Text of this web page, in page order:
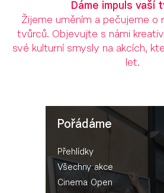
Dáme impuls vaší
Žijeme uměním a pečujeme o
tvůrců. Objevujte s námi
své kulturní smysly na akcích,
let.
Pořádáme
Přehlídky
Všechny akce
Cinema Open